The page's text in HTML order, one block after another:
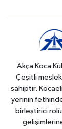
Akça Koca
Çeşitli
sahiptir.
yerinin
birleştirici